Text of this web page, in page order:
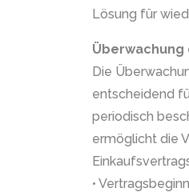
Lösung für
Die
entscheidend
periodisch
ermöglicht die
•